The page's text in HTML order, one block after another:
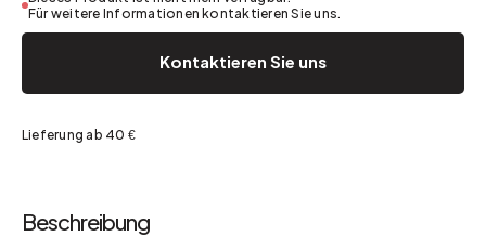
Für weitere Informationen kontaktieren Sie uns.
Kontaktieren Sie uns
Lieferung ab 40 €
Beschreibung